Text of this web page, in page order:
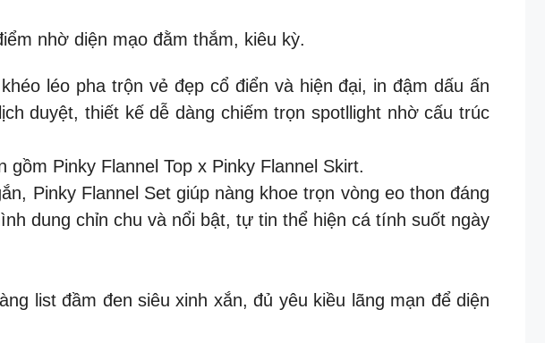
nhờ diện mạo đằm thắm, kiêu kỳ.
léo pha trộn vẻ đẹp cổ điển và hiện đại, in đậm dấu ấn
duyệt, thiết kế dễ dàng chiếm trọn spotllight nhờ cấu trúc
Pinky Flannel Top x Pinky Flannel Skirt.
Pinky Flannel Set giúp nàng khoe trọn vòng eo thon đáng
dung chỉn chu và nổi bật, tự tin thể hiện cá tính suốt ngày
list đầm đen siêu xinh xắn, đủ yêu kiều lãng mạn để diện